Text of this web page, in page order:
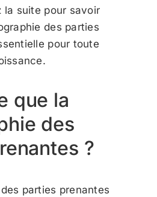
la suite pour savoir
des parties
pour toute
que la
des
?
parties prenantes